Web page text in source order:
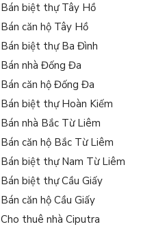
Bán biệt thự Tây Hồ
Bán căn hộ Tây Hồ
Bán biệt thự Ba Đình
Bán nhà Đống Đa
Bán căn hộ Đống Đa
Bán biệt thự Hoàn Kiếm
Bán nhà Bắc Từ Liêm
Bán căn hộ Bắc Từ Liêm
Bán biệt thự Nam Từ Liêm
Bán biệt thự Cầu Giấy
Bán căn hộ Cầu Giấy
Cho thuê nhà Ciputra